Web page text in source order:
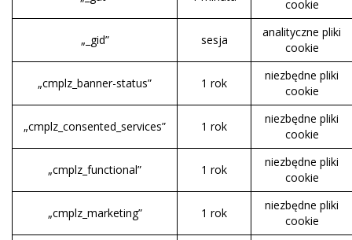
cookie
„_gid” sesja
analityczne pliki
cookie
„cmplz_banner-status” 1 rok
niezbędne pliki
cookie
„cmplz_consented_services” 1 rok
niezbędne pliki
cookie
„cmplz_functional” 1 rok
niezbędne pliki
cookie
„cmplz_marketing” 1 rok
niezbędne pliki
cookie